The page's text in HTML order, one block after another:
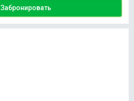
Забронировать